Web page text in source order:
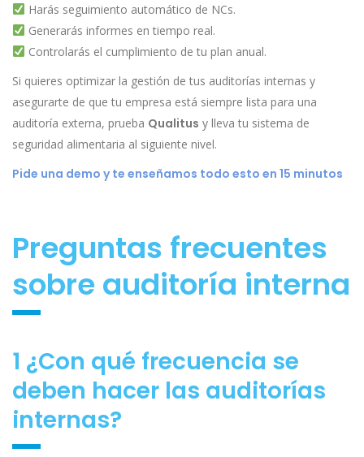
Harás seguimiento automático de NCs.
Generarás informes en tiempo real.
Controlarás el cumplimiento de tu plan anual.
Si quieres optimizar la gestión de tus auditorías internas y
asegurarte de que tu empresa está siempre lista para una
auditoría externa, prueba Qualitus y lleva tu sistema de
seguridad alimentaria al siguiente nivel.
Pide una demo y te enseñamos todo esto en 15 minutos
Preguntas frecuentes
sobre auditoría interna
1 ¿Con qué frecuencia se
deben hacer las auditorías
internas?